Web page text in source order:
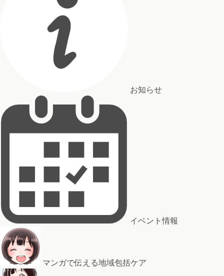
お知らせ
イベント情報
マンガで伝える地域包括ケア